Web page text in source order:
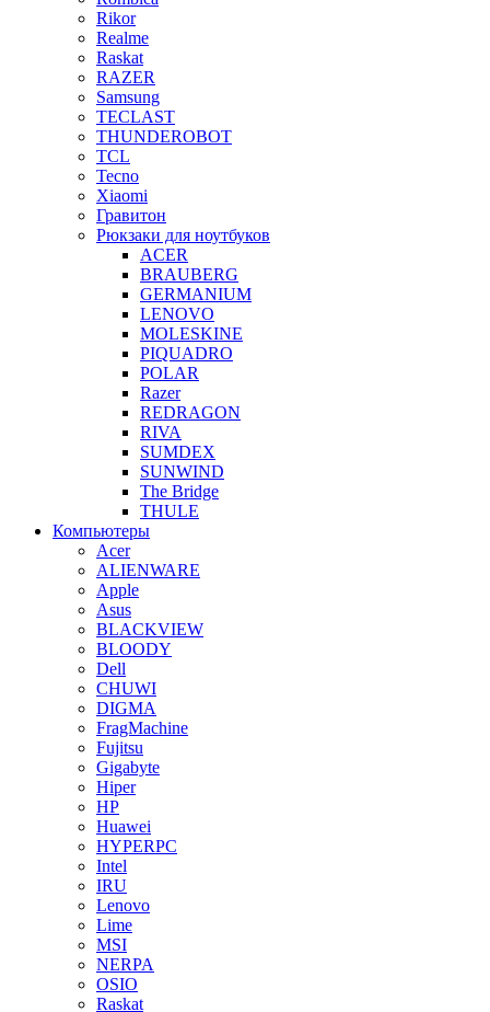
Rikor
Realme
Raskat
RAZER
Samsung
TECLAST
THUNDEROBOT
TCL
Tecno
Xiaomi
Гравитон
Рюкзаки для ноутбуков
ACER
BRAUBERG
GERMANIUM
LENOVO
MOLESKINE
PIQUADRO
POLAR
Razer
REDRAGON
RIVA
SUMDEX
SUNWIND
The Bridge
THULE
Компьютеры
Acer
ALIENWARE
Apple
Asus
BLACKVIEW
BLOODY
Dell
CHUWI
DIGMA
FragMachine
Fujitsu
Gigabyte
Hiper
HP
Huawei
HYPERPC
Intel
IRU
Lenovo
Lime
MSI
NERPA
OSIO
Raskat